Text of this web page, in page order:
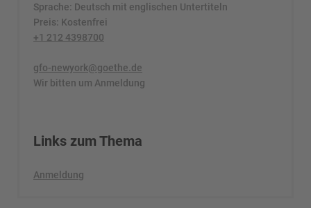
Sprache: Deutsch mit englischen Untertiteln
Preis: Kostenfrei
+1 212 4398700
gfo-newyork@goethe.de
Wir bitten um Anmeldung
Links zum Thema
Anmeldung